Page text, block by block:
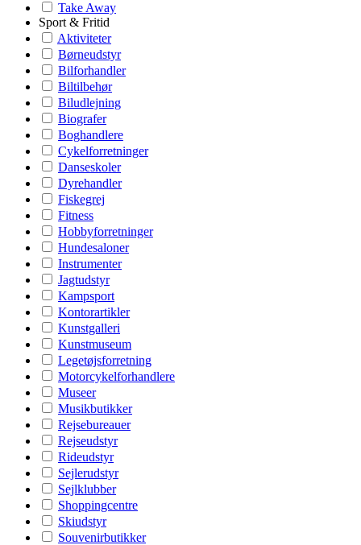
Take Away
Sport & Fritid
Aktiviteter
Børneudstyr
Bilforhandler
Biltilbehør
Biludlejning
Biografer
Boghandlere
Cykelforretninger
Danseskoler
Dyrehandler
Fiskegrej
Fitness
Hobbyforretninger
Hundesaloner
Instrumenter
Jagtudstyr
Kampsport
Kontorartikler
Kunstgalleri
Kunstmuseum
Legetøjsforretning
Motorcykelforhandlere
Museer
Musikbutikker
Rejsebureauer
Rejseudstyr
Rideudstyr
Sejlerudstyr
Sejlklubber
Shoppingcentre
Skiudstyr
Souvenirbutikker